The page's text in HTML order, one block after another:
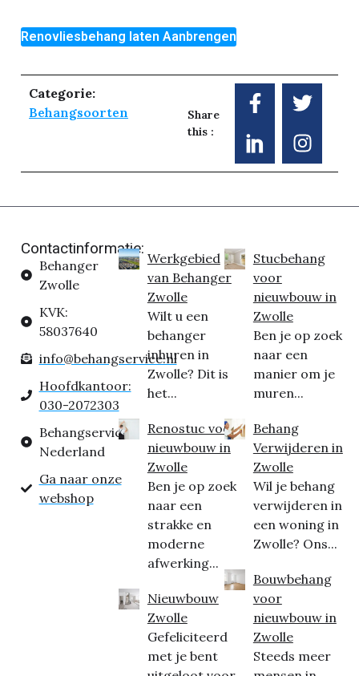
Renovliesbehang laten Aanbrengen
Categorie:
Behangsoorten
Share
this :
Contactinformatie:
Behanger
Zwolle
KVK:
58037640
info@behangservice.nl
Hoofdkantoor:
030-2072303
Behangservice
Nederland
Ga naar onze
webshop
Werkgebied
van Behanger
Zwolle
Wilt u een
behanger
inhuren in
Zwolle? Dit is
het...
Renostuc voor
nieuwbouw in
Zwolle
Ben je op zoek
naar een
strakke en
moderne
afwerking...
Nieuwbouw
Zwolle
Gefeliciteerd
met je bent
Stucbehang
voor
nieuwbouw in
Zwolle
Ben je op zoek
naar een
manier om je
muren...
Behang
Verwijderen in
Zwolle
Wil je behang
verwijderen in
een woning in
Zwolle? Ons...
Bouwbehang
voor
nieuwbouw in
Zwolle
Steeds meer